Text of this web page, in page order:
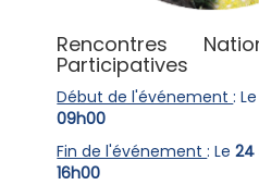
Rencontres
Participatives
Début de l'événement:
09h00
Fin de l'événement: Le24
16h00